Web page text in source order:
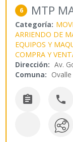
6 MTP
Categoría:
ARRIENDO DE
EQUIPOS Y
COMPRA Y
Dirección: Av.
Comuna: Ovalle
 